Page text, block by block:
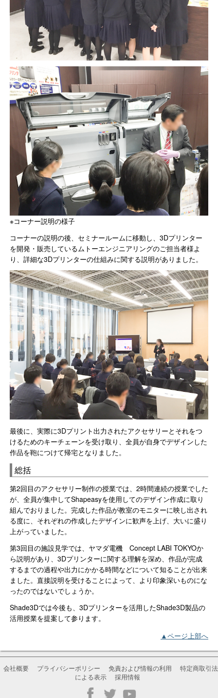
※コーナー説明の様子
コーナーの説明の後、セミナールームに移動し、3Dプリンター
を開発・販売しているムトーエンジニアリングのご担当者様よ
り、詳細な3Dプリンターの仕組みに関する説明がありました。
最後に、実際に3Dプリント出力されたアクセサリーとそれをつ
けるためのキーチェーンを受け取り、全員が自身でデザインした
作品を鞄につけて帰宅となりました。
総括
第2回目のアクセサリー制作の授業では、2時間連続の授業でした
が、全員が集中してShapeasyを使用してのデザイン作成に取り
組んでおりました。完成した作品が教室のモニターに映し出され
る度に、それぞれの作成したデザインに歓声を上げ、大いに盛り
上がっていました。
第3回目の施設見学では、ヤマダ電機 Concept LABI TOKYOか
ら説明があり、3Dプリンターに関する理解を深め、作品が完成
するまでの過程や出力にかかる時間などについて知ることが出来
ました。直接説明を受けることによって、より印象深いものにな
ったのではないでしょうか。
Shade3Dでは今後も、3Dプリンターを活用したShade3D製品の
活用授業を提案して参ります。
▲ページ上部へ
会社概要 プライバシーポリシー 免責および情報の利用
特定商取引法
による表示
採用情報